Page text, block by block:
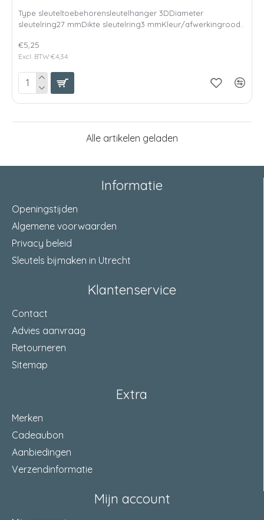
Type sleuteltoebehorensleutelhanger 3DDiameter
sleutelring27 mmDikte sleutelring3 mmKleur/afwerkingrood..
€5,25
Excl. BTW:€4,34
Alle artikelen geladen
Informatie
Openingstijden
Algemene voorwaarden
Privacy beleid
Sleutels bijmaken in Utrecht
Klantenservice
Contact
Advies aanvraag
Retourneren
Sitemap
Extra
Merken
Cadeaubon
Aanbiedingen
Verzendinformatie
Mijn account